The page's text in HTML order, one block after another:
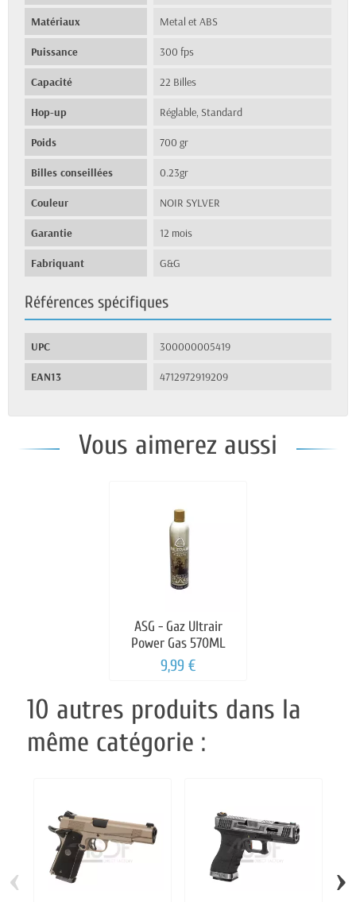
Matériaux Metal et ABS
Puissance 300 fps
Capacité 22 Billes
Hop-up Réglable, Standard
Poids 700 gr
Billes conseillées 0.23gr
Couleur NOIR SYLVER
Garantie 12 mois
Fabriquant G&G
Références spécifiques
UPC 300000005419
EAN13 4712972919209
Vous aimerez aussi
ASG - Gaz Ultrair
Power Gas 570ML
9,99 €
10 autres produits dans la
même catégorie :
‹ ›